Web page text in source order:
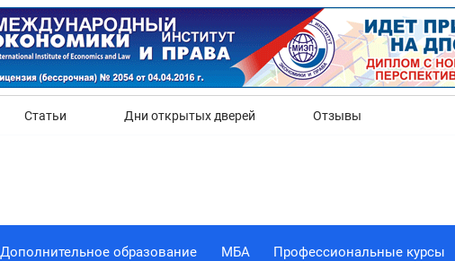
Статьи Дни открытых дверей Отзывы
Дополнительное образование МБА Профессиональные курсы
Нет